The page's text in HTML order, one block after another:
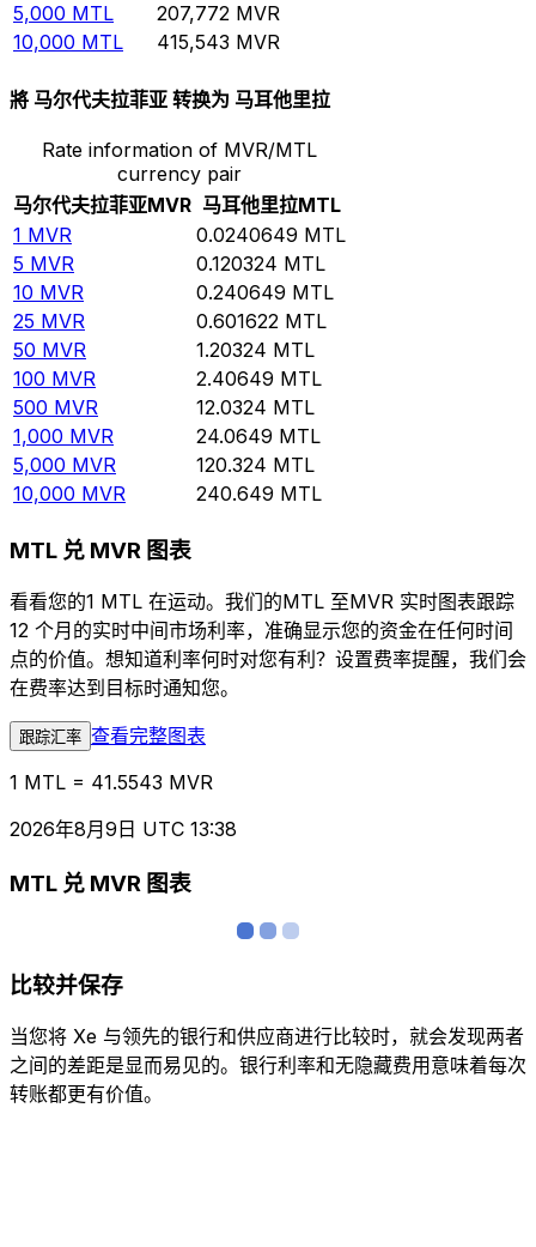
5,000 MTL 207,772 MVR
10,000 MTL 415,543 MVR
將 马尔代夫拉菲亚 转换为 马耳他里拉
Rate information of MVR/MTL
currency pair
马尔代夫拉菲亚MVR 马耳他里拉MTL
1 MVR 0.0240649 MTL
5 MVR 0.120324 MTL
10 MVR 0.240649 MTL
25 MVR 0.601622 MTL
50 MVR 1.20324 MTL
100 MVR 2.40649 MTL
500 MVR 12.0324 MTL
1,000 MVR 24.0649 MTL
5,000 MVR 120.324 MTL
10,000 MVR 240.649 MTL
MTL 兑 MVR 图表
看看您的1 MTL 在运动。我们的MTL 至MVR 实时图表跟踪
12 个月的实时中间市场利率，准确显示您的资金在任何时间
点的价值。想知道利率何时对您有利？设置费率提醒，我们会
在费率达到目标时通知您。
跟踪汇率 查看完整图表
1 MTL = 41.5543 MVR
2026年8月9日 UTC 13:38
MTL 兑 MVR 图表
比较并保存
当您将 Xe 与领先的银行和供应商进行比较时，就会发现两者
之间的差距是显而易见的。银行利率和无隐藏费用意味着每次
转账都更有价值。